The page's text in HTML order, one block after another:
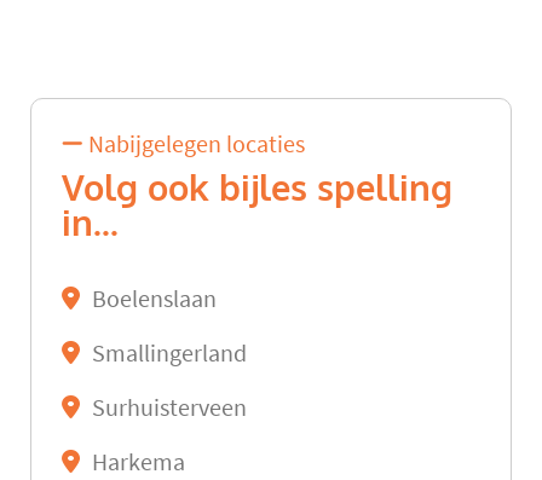
Nabijgelegen locaties
Volg ook bijles spelling
in...
Boelenslaan
Smallingerland
Surhuisterveen
Harkema